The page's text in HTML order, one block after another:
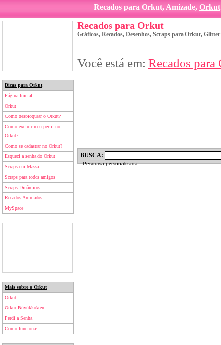
Recados para Orkut, Amizade, Orkut
Dicas para Orkut
Página Inicial
Orkut
Como desbloquear o Orkut?
Como excluir meu perfil no
Orkut?
Como se cadastrar no Orkut?
Esqueci a senha do Orkut
Scraps em Massa
Scraps para todos amigos
Scraps Dinâmicos
Recados Animados
MySpace
Mais sobre o Orkut
Orkut
Orkut Büyükkokten
Perdi a Senha
Como funciona?
Recados para Orkut
Gráficos, Recados, Desenhos, Scraps para Orkut,
Você está em: Recados para
BUSCA:
Pesquisa personalizada